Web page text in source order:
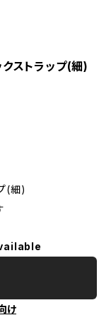
ストラップ(細)
(細)
け